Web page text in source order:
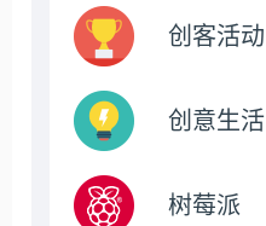
创客活动
创意生活
树莓派